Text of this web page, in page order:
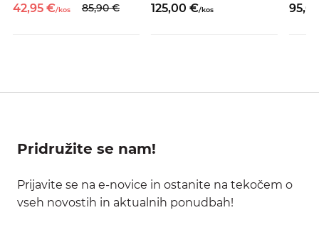
42,95 €/kos 85,90 € 125,00 €/kos 95,
Pridružite se nam!
Prijavite se na e-novice in ostanite na tekočem o
vseh novostih in aktualnih ponudbah!